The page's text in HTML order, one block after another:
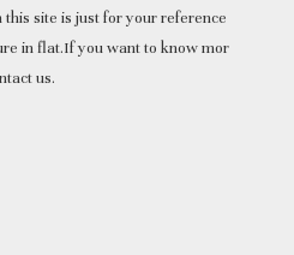
site is just for your reference
in flat.If you want to know mor
us.